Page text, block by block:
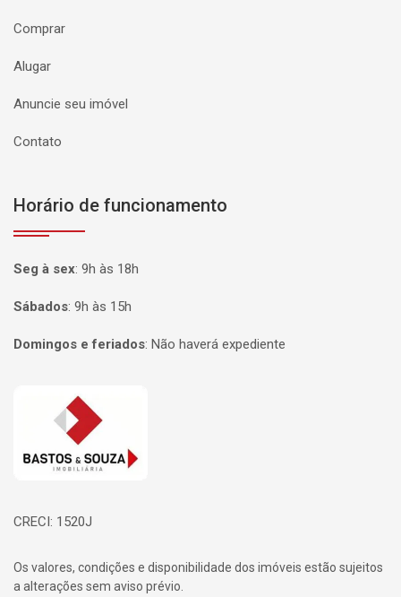
Comprar
Alugar
Anuncie seu imóvel
Contato
Horário de funcionamento
Seg à sex: 9h às 18h
Sábados: 9h às 15h
Domingos e feriados: Não haverá expediente
Página inicial
CRECI: 1520J
Os valores, condições e disponibilidade dos imóveis estão sujeitos
a alterações sem aviso prévio.